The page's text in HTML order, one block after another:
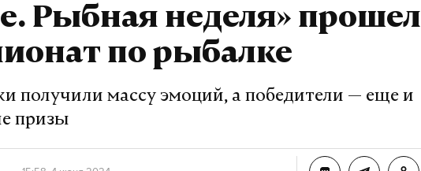
Рыбная неделя» прошел
по рыбалке
получили массу эмоций, а победители — еще и
призы